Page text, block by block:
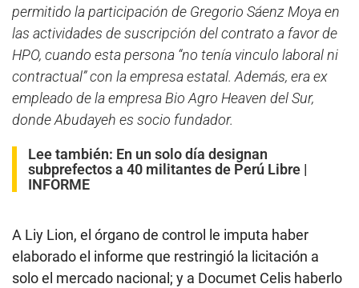
permitido la participación de Gregorio Sáenz Moya en
las actividades de suscripción del contrato a favor de
HPO, cuando esta persona “no tenía vinculo laboral ni
contractual” con la empresa estatal. Además, era ex
empleado de la empresa Bio Agro Heaven del Sur,
donde Abudayeh es socio fundador.
Lee también: En un solo día designan
subprefectos a 40 militantes de Perú Libre |
INFORME
A Liy Lion, el órgano de control le imputa haber
elaborado el informe que restringió la licitación a
solo el mercado nacional; y a Documet Celis haberlo